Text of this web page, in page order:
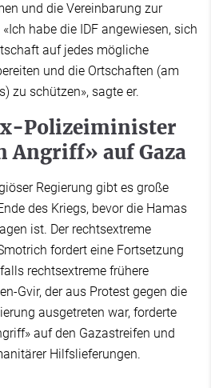
und die Vereinbarung zur
habe die IDF angewiesen, sich
auf jedes mögliche
und die Ortschaften (am
zu schützen», sagte er.
Polizeiminister
Angriff» auf Gaza
Regierung gibt es große
des Kriegs, bevor die Hamas
ist. Der rechtsextreme
fordert eine Fortsetzung
rechtsextreme frühere
Gvir, der aus Protest gegen die
ausgetreten war, forderte
auf den Gazastreifen und
Hilfslieferungen.